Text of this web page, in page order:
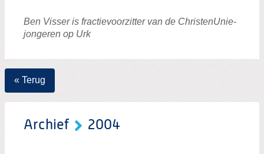
Ben Visser is fractievoorzitter van de ChristenUnie-
jongeren op Urk
« Terug
Archief 2004